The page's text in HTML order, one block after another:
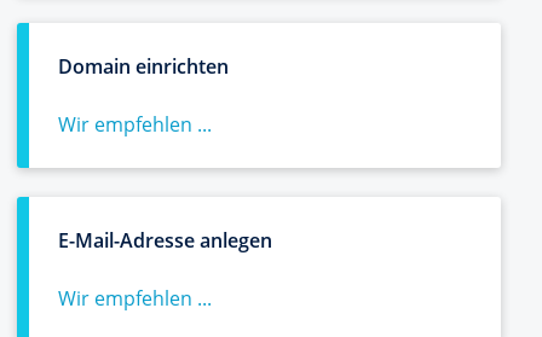
Domain einrichten
Wir empfehlen ...
E-Mail-Adresse anlegen
Wir empfehlen ...